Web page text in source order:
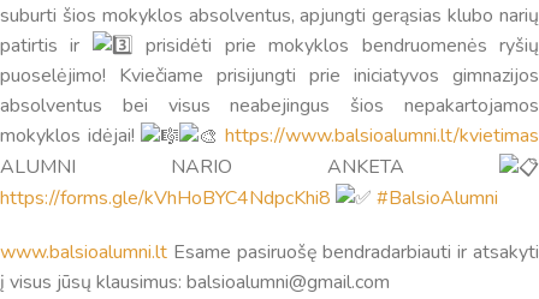
suburti šios mokyklos absolventus, apjungti gerąsias klubo narių
patirtis ir
prisidėti prie mokyklos bendruomenės ryšių
puoselėjimo! Kviečiame prisijungti prie iniciatyvos gimnazijos
absolventus bei visus neabejingus šios nepakartojamos
mokyklos idėjai!
https://www.balsioalumni.lt/kvietimas
ALUMNI NARIO ANKETA
https://forms.gle/kVhHoBYC4NdpcKhi8
#BalsioAlumni
www.balsioalumni.lt Esame pasiruošę bendradarbiauti ir atsakyti
į visus jūsų klausimus: balsioalumni@gmail.com
Virtualus asistentas E. Balsio gimnazijos DI
Sveiki! Taip, aš esu virtualus. Tačiau dirbtinis intelektas
suteikia man galimybę ne tik analizuoti Jūsų klausimą, bet
dar tobulai atsimenu visą šioje svetainėje pateiktą
informaciją. Jei visgi man pritrūks išmanumo - pateiksiu
atsakingo specialisto.
Taigi... kuo galėčiau Jums padėti?